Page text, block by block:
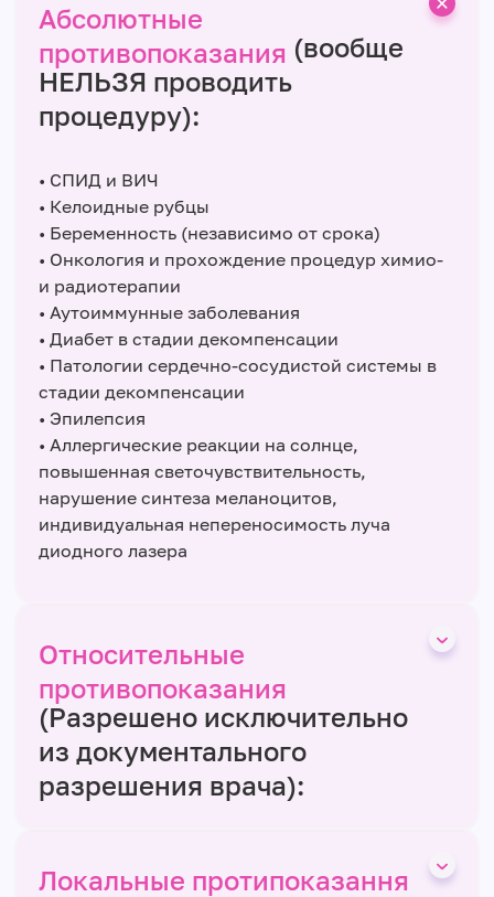
Абсолютные
противопоказания (вообще
НЕЛЬЗЯ проводить
процедуру):
• СПИД и ВИЧ
• Келоидные рубцы
• Беременность (независимо от срока)
• Онкология и прохождение процедур химио-
и радиотерапии
• Аутоиммунные заболевания
• Диабет в стадии декомпенсации
• Патологии сердечно-сосудистой системы в
стадии декомпенсации
• Эпилепсия
• Аллергические реакции на солнце,
повышенная светочувствительность,
нарушение синтеза меланоцитов,
индивидуальная непереносимость луча
диодного лазера
Относительные
противопоказания
(Разрешено исключительно
из документального
разрешения врача):
Локальные протипоказання